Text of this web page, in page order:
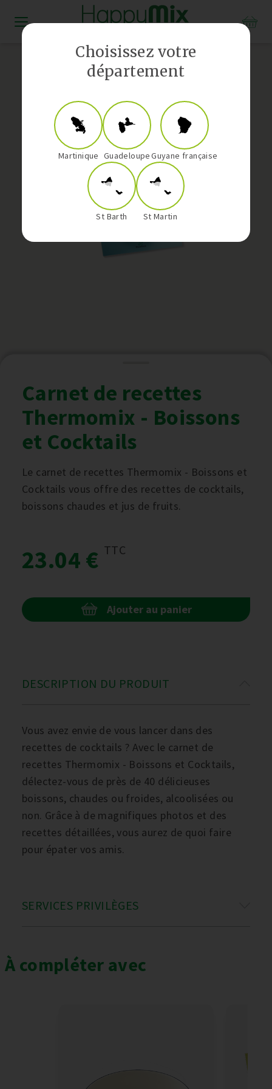
Carnet de recettes
Thermomix - Boissons
et Cocktails
Le carnet de recettes Thermomix - Boissons et
Cocktails vous offre des recettes de cocktails,
boissons chaudes et jus de fruits.
23.04 € TTC
Ajouter au panier
DESCRIPTION DU PRODUIT
Vous avez envie de vous lancer dans des
recettes de cocktails ? Avec le carnet de
recettes Thermomix - Boissons et Cocktails,
délectez-vous de près de 40 délicieuses
boissons, chaudes ou froides, alcoolisées ou
non. Grâce à de magnifiques photos et des
recettes détaillées, vous aurez de quoi faire
pour épater vos amis.
SERVICES PRIVILÈGES
À compléter avec
Choisissez votre
département
Martinique GuadeloupeGuyane française
St Barth St Martin